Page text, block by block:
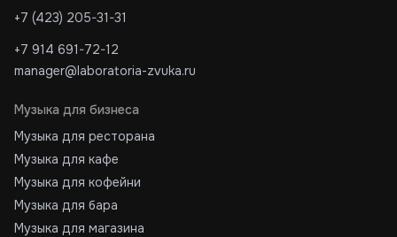
+7 (423) 205-31-31
+7 914 691-72-12
manager@laboratoria-zvuka.ru
Музыка для бизнеса
Музыка для ресторана
Музыка для кафе
Музыка для кофейни
Музыка для бара
Музыка для магазина